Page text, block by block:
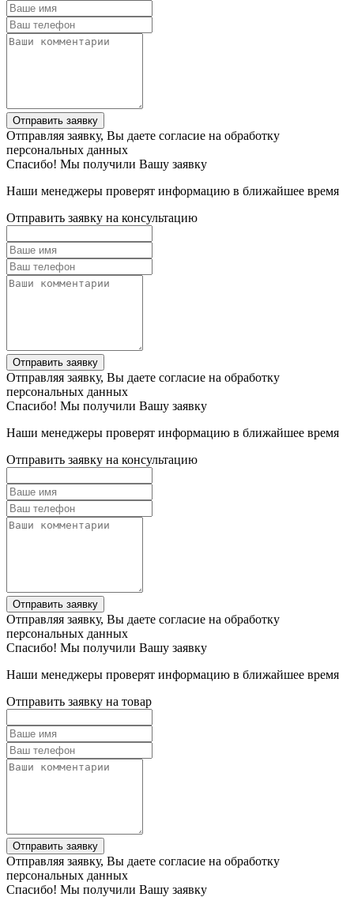
Отправить заявку
Отправляя заявку, Вы даете согласие на обработку
персональных данных
Спасибо! Мы получили Вашу заявку
Наши менеджеры проверят информацию в ближайшее время
Отправить заявку на консультацию
Отправить заявку
Отправляя заявку, Вы даете согласие на обработку
персональных данных
Спасибо! Мы получили Вашу заявку
Наши менеджеры проверят информацию в ближайшее время
Отправить заявку на консультацию
Отправить заявку
Отправляя заявку, Вы даете согласие на обработку
персональных данных
Спасибо! Мы получили Вашу заявку
Наши менеджеры проверят информацию в ближайшее время
Отправить заявку на товар
Отправить заявку
Отправляя заявку, Вы даете согласие на обработку
персональных данных
Спасибо! Мы получили Вашу заявку